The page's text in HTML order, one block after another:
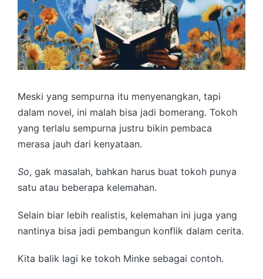
Meski yang sempurna itu menyenangkan, tapi
dalam novel, ini malah bisa jadi bomerang. Tokoh
yang terlalu sempurna justru bikin pembaca
merasa jauh dari kenyataan.
So, gak masalah, bahkan harus buat tokoh punya
satu atau beberapa kelemahan.
Selain biar lebih realistis, kelemahan ini juga yang
nantinya bisa jadi pembangun konflik dalam cerita.
Kita balik lagi ke tokoh Minke sebagai contoh.